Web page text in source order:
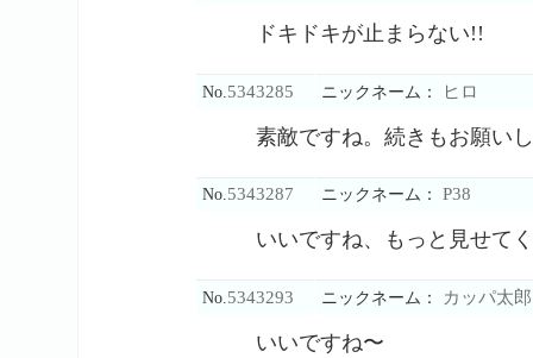
ドキドキが止まらない!!
No. 5343285 ニックネーム： ヒロ
素敵ですね。続きもお願い
No. 5343287 ニックネーム： P38
いいですね、もっと見せて
No. 5343293 ニックネーム： カッパ太郎
いいですね〜